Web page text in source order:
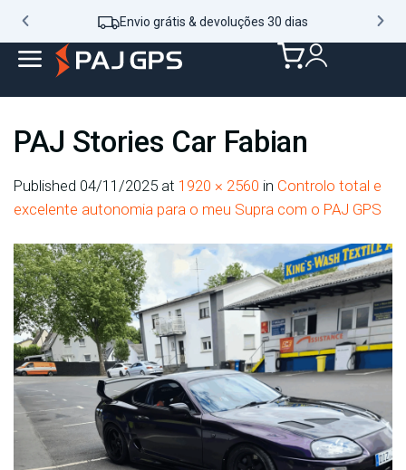
Envio grátis & devoluções 30 dias
PAJ Stories Car Fabian
Published 04/11/2025 at 1920 × 2560 in Controlo total e
excelente autonomia para o meu Supra com o PAJ GPS